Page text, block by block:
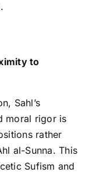
to
Sahl’s
moral rigor is
rather
al-Sunna. This
Sufism and